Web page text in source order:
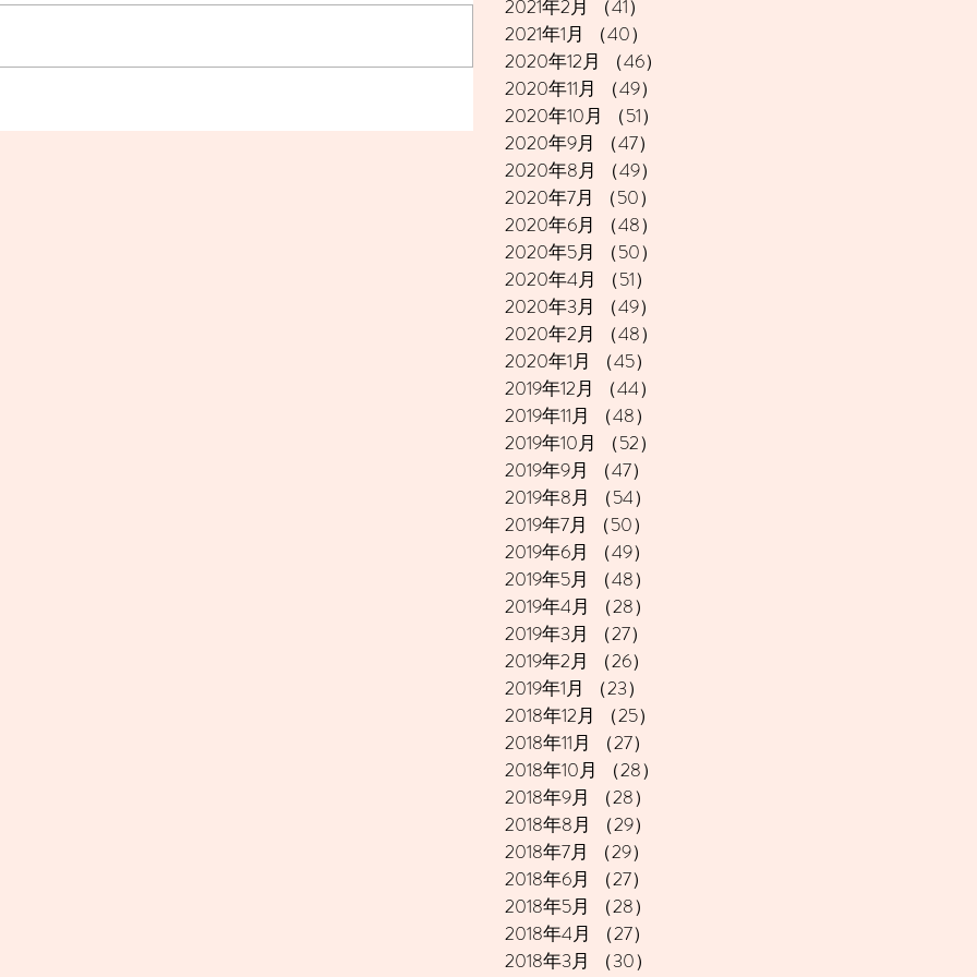
2021年2月
（41）
2021年1月
（40）
2020年12月
（46）
2020年11月
（49）
2020年10月
（51）
2020年9月
（47）
2020年8月
（49）
2020年7月
（50）
2020年6月
（48）
2020年5月
（50）
2020年4月
（51）
2020年3月
（49）
2020年2月
（48）
2020年1月
（45）
2019年12月
（44）
2019年11月
（48）
2019年10月
（52）
2019年9月
（47）
2019年8月
（54）
2019年7月
（50）
2019年6月
（49）
2019年5月
（48）
2019年4月
（28）
2019年3月
（27）
2019年2月
（26）
2019年1月
（23）
2018年12月
（25）
2018年11月
（27）
2018年10月
（28）
2018年9月
（28）
2018年8月
（29）
2018年7月
（29）
2018年6月
（27）
2018年5月
（28）
2018年4月
（27）
2018年3月
（30）